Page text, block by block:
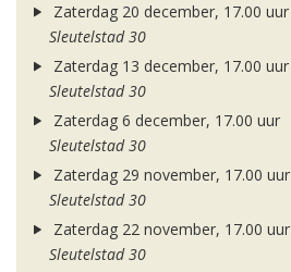
Zaterdag 20 december, 17.00 uur
Sleutelstad 30
Zaterdag 13 december, 17.00 uur
Sleutelstad 30
Zaterdag 6 december, 17.00 uur
Sleutelstad 30
Zaterdag 29 november, 17.00 uur
Sleutelstad 30
Zaterdag 22 november, 17.00 uur
Sleutelstad 30